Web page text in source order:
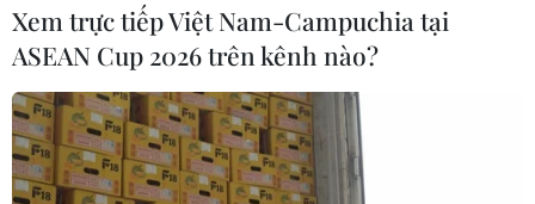
Giá vàng châu Á ổn định trở lại từ mức
Xem trực tiếp Việt Nam-Campuchia tại
ASEAN Cup 2026 trên kênh nào?